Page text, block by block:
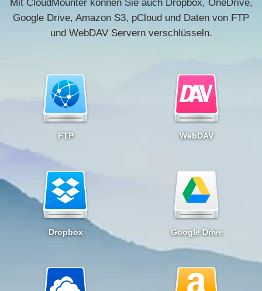
Mit CloudMounter können Sie auch Dropbox, OneDrive,
Google Drive, Amazon S3, pCloud und Daten von FTP
und WebDAV Servern verschlüsseln.
FTP WebDAV
Dropbox Google Drive